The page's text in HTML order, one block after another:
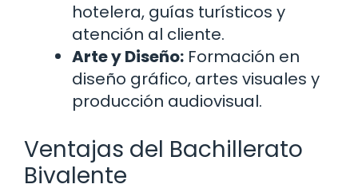
hotelera, guías turísticos y
atención al cliente.
Arte y Diseño: Formación en
diseño gráfico, artes visuales y
producción audiovisual.
Ventajas del Bachillerato
Bivalente